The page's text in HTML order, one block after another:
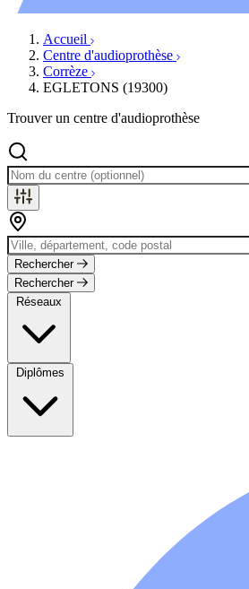
Accueil
Centre d'audioprothèse
Corrèze
EGLETONS (19300)
Trouver un centre d'audioprothèse
Rechercher
Rechercher
Réseaux
Diplômes